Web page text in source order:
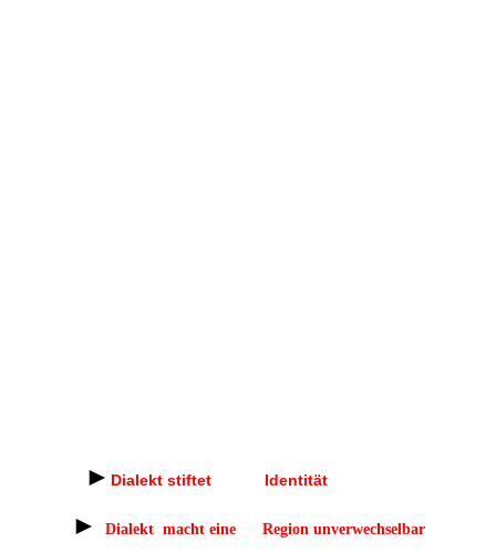
► Dialekt stiftet Identität
► Dialekt macht eine Region unverwechselbar